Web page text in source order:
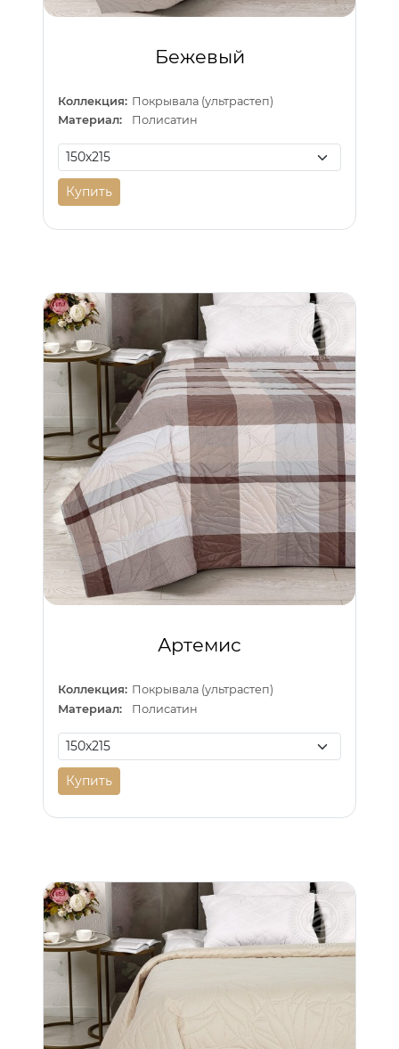
Бежевый
Коллекция: Покрывала (ультрастеп)
Материал:
Полисатин
Купить
Артемис
Коллекция: Покрывала (ультрастеп)
Материал:
Полисатин
Купить